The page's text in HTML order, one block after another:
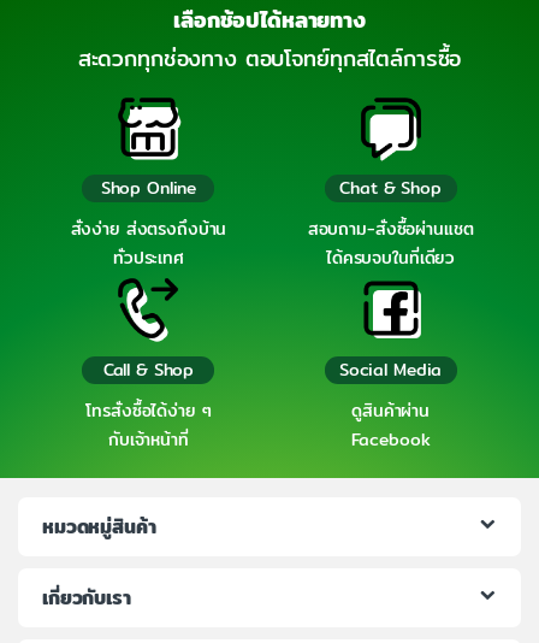
เลือกช้อปได้หลายทาง
สะดวกทุกช่องทาง ตอบโจทย์ทุกสไตล์การซื้อ
Shop Online
สั่งง่าย ส่งตรงถึงบ้าน
ทั่วประเทศ
Chat & Shop
สอบถาม-สั่งซื้อผ่านแชต
ได้ครบจบในที่เดียว
Call & Shop
โทรสั่งซื้อได้ง่าย ๆ
กับเจ้าหน้าที่
Social Media
ดูสินค้าผ่าน
Facebook
หมวดหมู่สินค้า
เกี่ยวกับเรา